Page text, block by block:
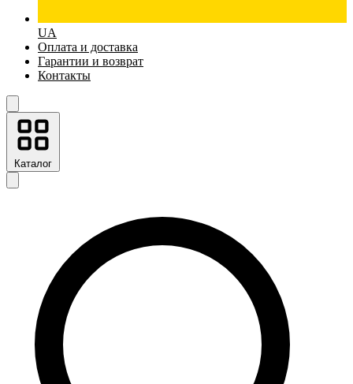
UA
Оплата и доставка
Гарантии и возврат
Контакты
Каталог